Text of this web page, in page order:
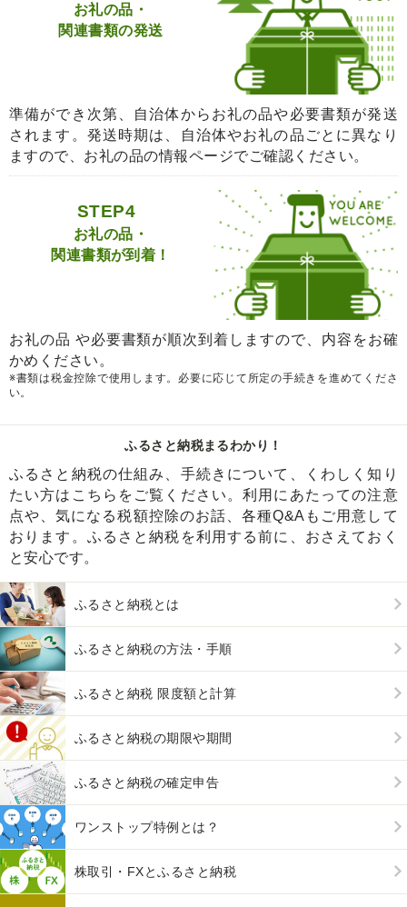
お礼の品・
関連書類の発送
準備ができ次第、自治体からお礼の品や必要書類が発送
されます。発送時期は、自治体やお礼の品ごとに異なり
ますので、お礼の品の情報ページでご確認ください。
STEP4
お礼の品・
関連書類が到着！
お礼の品 や必要書類が順次到着しますので、内容をお確
かめください。
※書類は税金控除で使用します。必要に応じて所定の手続きを進めてくださ
い。
ふるさと納税まるわかり！
ふるさと納税の仕組み、手続きについて、くわしく知り
たい方はこちらをご覧ください。利用にあたっての注意
点や、気になる税額控除のお話、各種Q&Aもご用意して
おります。ふるさと納税を利用する前に、おさえておく
と安心です。
ふるさと納税とは
ふるさと納税の方法・手順
ふるさと納税 限度額と計算
ふるさと納税の期限や期間
ふるさと納税の確定申告
ワンストップ特例とは？
株取引・FXとふるさと納税